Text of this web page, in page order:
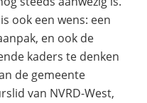
ook een wens: een
en ook de
kaders te denken
de gemeente
van NVRD-West,